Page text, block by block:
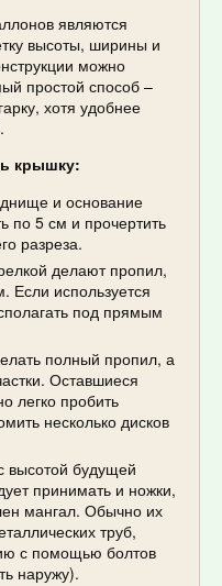
являются
высоты, ширины и
можно
простой способ –
хотя удобнее
крышку:
и основание
по 5 см и прочертить
разреза.
делают пропил,
Если используется
под прямым
полный пропил, а
Оставшиеся
легко пробить
несколько дисков
высотой будущей
принимать и ножки,
мангал. Обычно их
труб,
с помощью болтов
наружу).